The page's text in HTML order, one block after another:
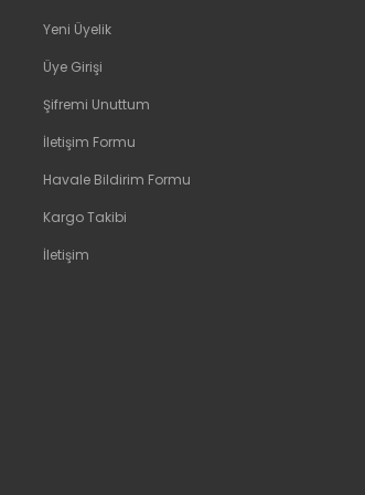
Yeni Üyelik
Üye Girişi
Şifremi Unuttum
İletişim Formu
Havale Bildirim Formu
Kargo Takibi
İletişim